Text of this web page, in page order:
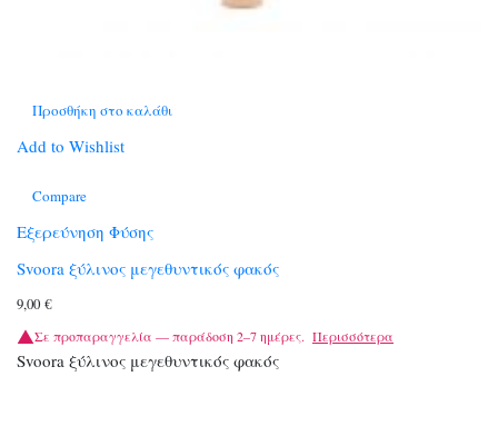
Προσθήκη στο καλάθι
Add to Wishlist
Compare
Εξερεύνηση Φύσης
Svoora ξύλινος μεγεθυντικός φακός
9,00 €
Σε προπαραγγελία — παράδοση 2–7 ημέρες. Περισσότερα
Svoora ξύλινος μεγεθυντικός φακός